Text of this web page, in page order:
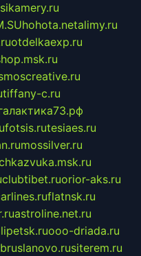
hohota.netalimy.ru
otdelkaexp.ru
tiffany-c.ru
fotsis.rutesiaes.ru
mossilver.ru
clubtibet.ruorior-aks.ru
flatnsk.ru
astroline.net.ru
ooo-driada.ru
bruslanovo.rusiterem.ru